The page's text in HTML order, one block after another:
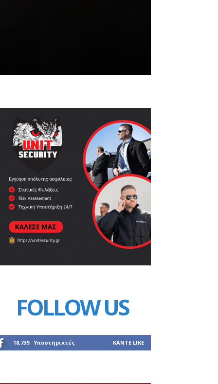
FOLLOW US
18,739 Υποστηρικτές ΚΆΝΤΕ LIKE